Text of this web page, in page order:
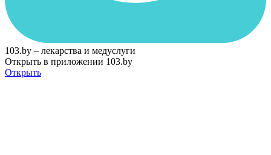
103.by – лекарства и медуслуги
Открыть в приложении 103.by
Открыть